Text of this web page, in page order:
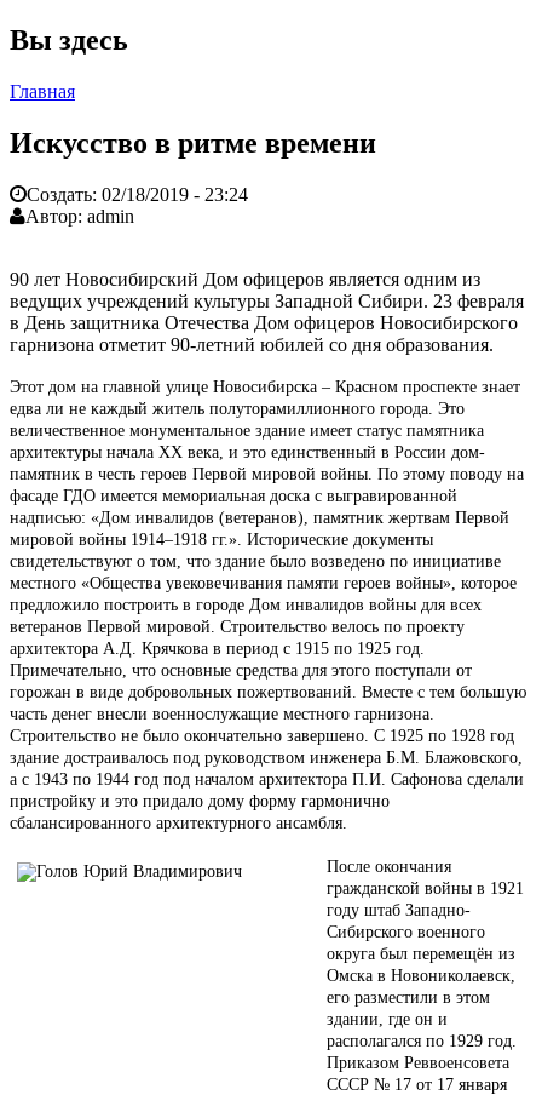
Вы здесь
Главная
Искусство в ритме времени
Создать: 02/18/2019 - 23:24
Автор: admin
90 лет Новосибирский Дом офицеров является одним из
ведущих учреждений культуры Западной Сибири. 23 февраля
в День защитника Отечества Дом офицеров Новосибирского
гарнизона отметит 90-летний юбилей со дня образования.
Этот дом на главной улице Новосибирска – Красном проспекте знает
едва ли не каждый житель полуторамиллионного города. Это
величественное монументальное здание имеет статус памятника
архитектуры начала XX века, и это единственный в России дом-
памятник в честь героев Первой мировой войны. По этому поводу на
фасаде ГДО имеется мемориальная доска с выгравированной
надписью: «Дом инвалидов (ветеранов), памятник жертвам Первой
мировой войны 1914–1918 гг.». Исторические документы
свидетельствуют о том, что здание было возведено по инициативе
местного «Общества увековечивания памяти героев войны», которое
предложило построить в городе Дом инвалидов войны для всех
ветеранов Первой мировой. Строительство велось по проекту
архитектора А.Д. Крячкова в период с 1915 по 1925 год.
Примечательно, что основные средства для этого поступали от
горожан в виде добровольных пожертвований. Вместе с тем большую
часть денег внесли военнослужащие местного гарнизона.
Строительство не было окончательно завершено. С 1925 по 1928 год
здание достраивалось под руководством инженера Б.М. Блажовского,
а с 1943 по 1944 год под началом архитектора П.И. Сафонова сделали
пристройку и это придало дому форму гармонично
сбалансированного архитектурного ансамбля.
После окончания
гражданской войны в 1921
году штаб Западно-
Сибирского военного
округа был перемещён из
Омска в Новониколаевск,
его разместили в этом
здании, где он и
располагался по 1929 год.
Приказом Реввоенсовета
СССР № 17 от 17 января